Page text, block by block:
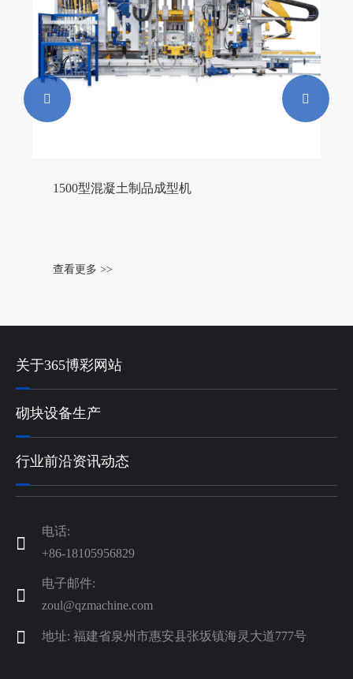
1500型混凝土制品成型机
查看更多 >>
 
关于365博彩网站
砌块设备生产
行业前沿资讯动态

电话:
+86-18105956829

电子邮件:
zoul@qzmachine.com
 地址: 福建省泉州市惠安县张坂镇海灵大道777号